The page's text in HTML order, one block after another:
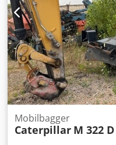
📄 Want to see the full
Tip: The reference
when looking up more
and our service stands
professionals ✔ Jobsite
Guaranteed ✔ Secure
Considering other
tools and resources for
operators – easily
Mobilbagger
Caterpillar M 322 D